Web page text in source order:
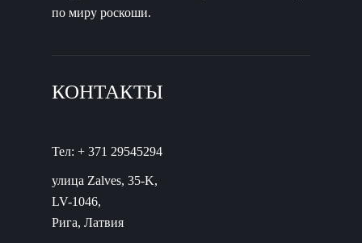
по миру роскоши.
КОНТАКТЫ
Тел: + 371 29545294
улица Zalves, 35-K,
LV-1046,
Рига, Латвия